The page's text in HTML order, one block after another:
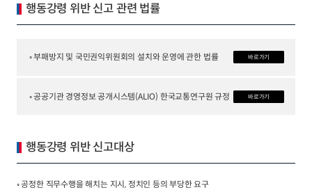
행동강령 위반 신고 관련 법률
◦ 부패방지 및 국민권익위원회의 설치와 운영에 관한 법률 바로가기
◦ 공공기관 경영정보 공개시스템(ALIO) 한국교통연구원 규정 바로가기
행동강령 위반 신고대상
◦ 공정한 직무수행을 해치는 지시, 정치인 등의 부당한 요구
용
2024년 국가교통조사 및 분석
요약보고서
택배 배달대행
퀵서비